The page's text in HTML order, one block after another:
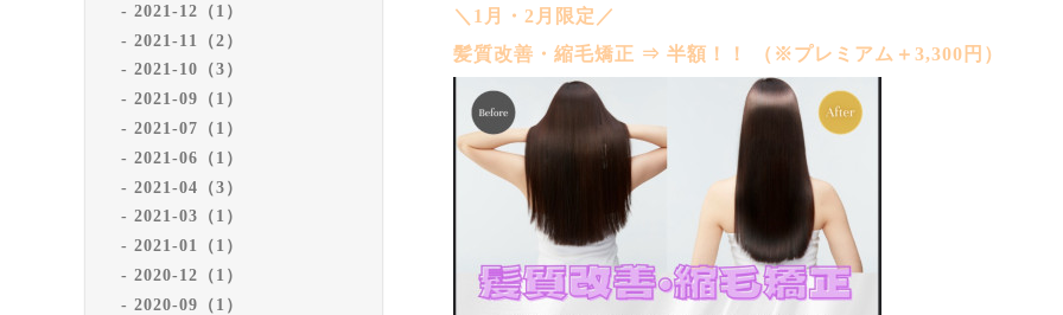
2021-12（1）
2021-11（2）
2021-10（3）
2021-09（1）
2021-07（1）
2021-06（1）
2021-04（3）
2021-03（1）
2021-01（1）
2020-12（1）
2020-09（1）
＼1月・2月限定／
髪質改善・縮毛矯正 ⇒ 半額！！ （※プレミアム＋3,300円）